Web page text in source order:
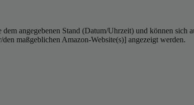
angegebenen Stand (Datum/Uhrzeit) und können
maßgeblichen Amazon-Website(s)] angezeigt werden.